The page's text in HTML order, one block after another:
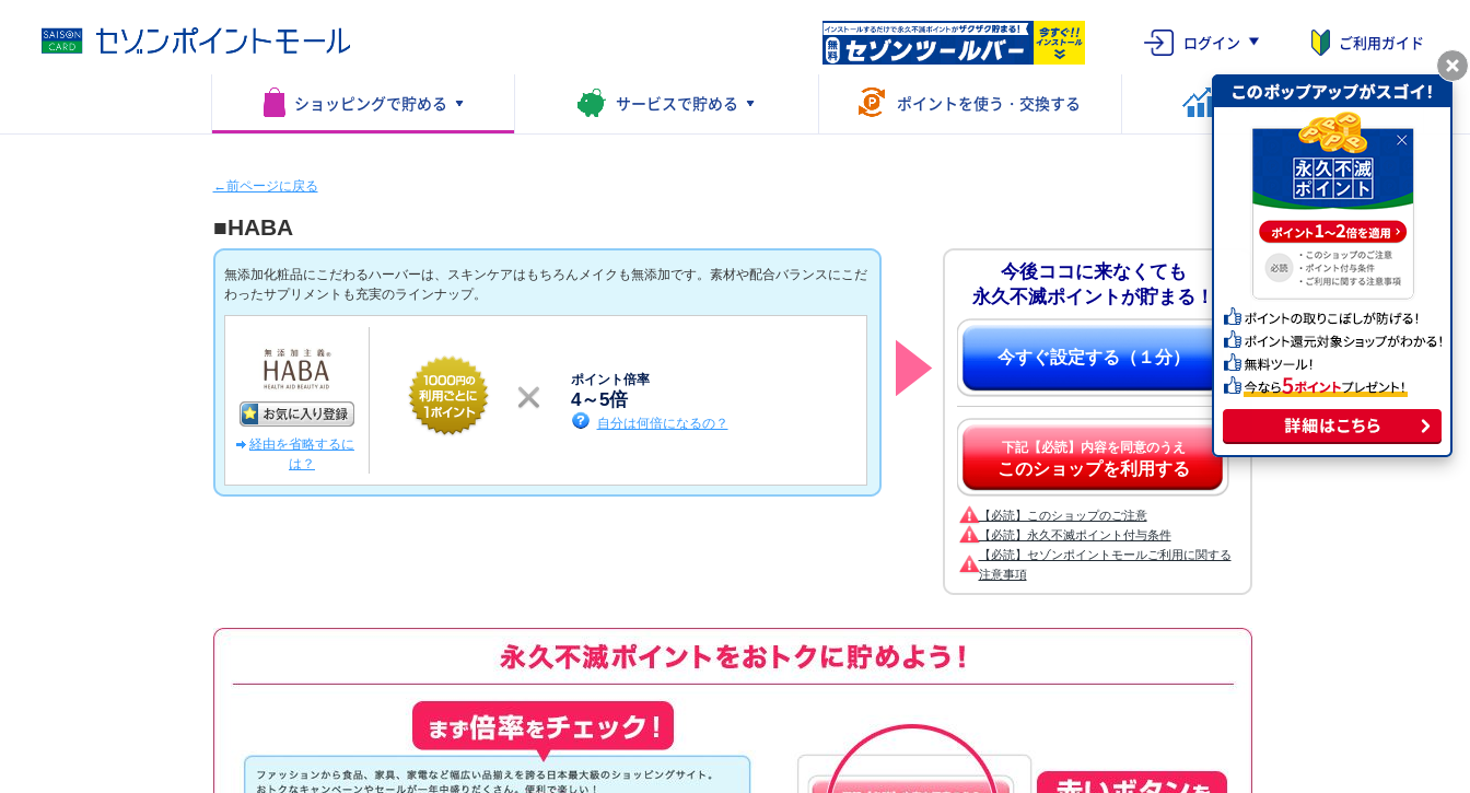
ログイン ご利用ガイド
ショッピングで貯める サービスで貯める ポイントを使う・交換する ポイントを運用する
←前ページに戻る
■HABA
無添加化粧品にこだわるハーバーは、スキンケアはもちろんメイクも無添加です。素材や配合バランスにこだ
わったサプリメントも充実のラインナップ。
経由を省略するに
は？
ポイント倍率
4～5倍
自分は何倍になるの？
今後ココに来なくても
永久不滅ポイントが貯まる！
今すぐ設定する（１分）
下記【必読】内容を同意のうえ
このショップを利用する
【必読】このショップのご注意
【必読】永久不滅ポイント付与条件
【必読】セゾンポイントモールご利用に関する
注意事項